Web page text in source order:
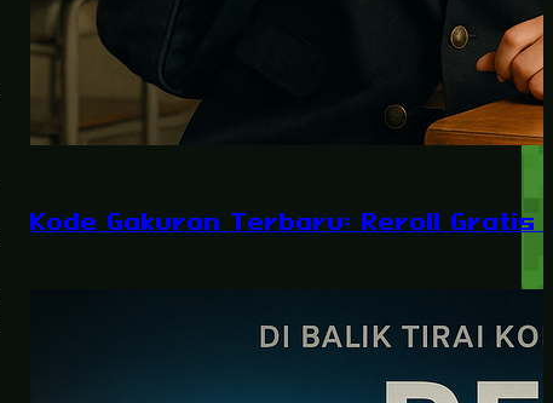
Kode Gakuran Terbaru: Reroll Gratis